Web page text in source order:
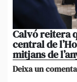
Calvó reitera
central de
mitjans de
Deixa un